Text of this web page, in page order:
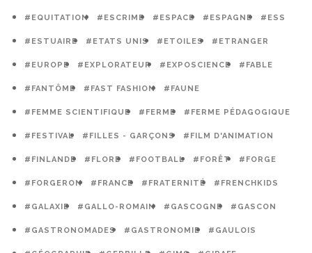
#EQUITATION #ESCRIME #ESPACE #ESPAGNE #ESS
#ESTUAIRE #ETATS UNIS #ETOILES #ETRANGER
#EUROPE #EXPLORATEUR #EXPOSCIENCE #FABLE
#FANTÔME #FAST FASHION #FAUNE
#FEMME SCIENTIFIQUE #FERME #FERME PÉDAGOGIQUE
#FESTIVAL #FILLES - GARÇONS #FILM D'ANIMATION
#FINLANDE #FLORE #FOOTBALL #FORÊT #FORGE
#FORGERON #FRANCE #FRATERNITÉ #FRENCHKIDS
#GALAXIE #GALLO-ROMAIN #GASCOGNE #GASCON
#GASTRONOMADES #GASTRONOMIE #GAULOIS